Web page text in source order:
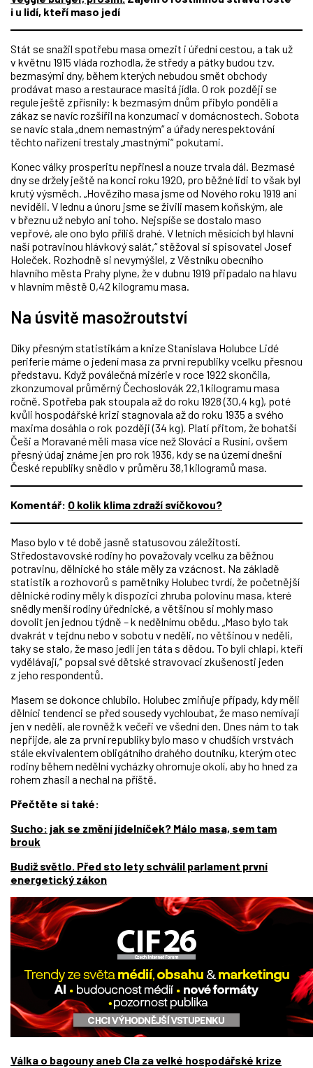
i u lidí, kteří maso jedí
Stát se snažil spotřebu masa omezit i úřední cestou, a tak už
v květnu 1915 vláda rozhodla, že středy a pátky budou tzv.
bezmasými dny, během kterých nebudou smět obchody
prodávat maso a restaurace masitá jídla. O rok později se
regule ještě zpřísnily: k bezmasým dnům přibylo pondělí a
zákaz se navíc rozšířil na konzumaci v domácnostech. Sobota
se navíc stala „dnem nemastným“ a úřady nerespektování
těchto nařízení trestaly „mastnými“ pokutami.
Konec války prosperitu nepřinesl a nouze trvala dál. Bezmasé
dny se držely ještě na konci roku 1920, pro běžné lidi to však byl
krutý výsměch. „Hovězího masa jsme od Nového roku 1919 ani
neviděli. V lednu a únoru jsme se živili masem koňským, ale
v březnu už nebylo ani toho. Nejspíše se dostalo maso
vepřové, ale ono bylo příliš drahé. V letních měsících byl hlavní
naší potravinou hlávkový salát,“ stěžoval si spisovatel Josef
Holeček. Rozhodně si nevymýšlel, z Věstníku obecního
hlavního města Prahy plyne, že v dubnu 1919 připadalo na hlavu
v hlavním městě 0,42 kilogramu masa.
Na úsvitě masožroutství
Díky přesným statistikám a knize Stanislava Holubce Lidé
periferie máme o jedení masa za první republiky vcelku přesnou
představu. Když poválečná mizérie v roce 1922 skončila,
zkonzumoval průměrný Čechoslovák 22,1 kilogramu masa
ročně. Spotřeba pak stoupala až do roku 1928 (30,4 kg), poté
kvůli hospodářské krizi stagnovala až do roku 1935 a svého
maxima dosáhla o rok později (34 kg). Platí přitom, že bohatší
Češi a Moravané měli masa více než Slováci a Rusíni, ovšem
přesný údaj známe jen pro rok 1936, kdy se na území dnešní
České republiky snědlo v průměru 38,1 kilogramů masa.
Komentář: O kolik klima zdraží svíčkovou?
Maso bylo v té době jasně statusovou záležitostí.
Středostavovské rodiny ho považovaly vcelku za běžnou
potravinu, dělnické ho stále měly za vzácnost. Na základě
statistik a rozhovorů s pamětníky Holubec tvrdí, že početnější
dělnické rodiny měly k dispozici zhruba polovinu masa, které
snědly menší rodiny úřednické, a většinou si mohly maso
dovolit jen jednou týdně – k nedělnímu obědu. „Maso bylo tak
dvakrát v tejdnu nebo v sobotu v neděli, no většinou v neděli,
taky se stalo, že maso jedli jen táta s dědou. To byli chlapi, kteří
vydělávají,“ popsal své dětské stravovací zkušenosti jeden
z jeho respondentů.
Masem se dokonce chlubilo. Holubec zmiňuje případy, kdy měli
dělníci tendenci se před sousedy vychloubat, že maso nemívají
jen v neděli, ale rovněž k večeři ve všední den. Dnes nám to tak
nepřijde, ale za první republiky bylo maso v chudších vrstvách
stále ekvivalentem obligátního drahého doutníku, kterým otec
rodiny během nedělní vycházky ohromuje okolí, aby ho hned za
rohem zhasil a nechal na příště.
Přečtěte si také:
Sucho: jak se změní jídelníček? Málo masa, sem tam
brouk
Budiž světlo. Před sto lety schválil parlament první
energetický zákon
Válka o bagouny aneb Cla za velké hospodářské krize